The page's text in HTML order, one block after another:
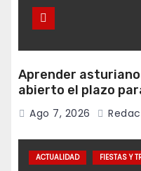
Aprender asturiano
abierto el plazo
programa Falamos
Ago 7, 2026
ACTUALIDAD FIESTAS Y